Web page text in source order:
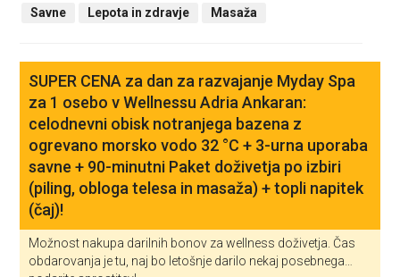
Savne
Lepota in zdravje Masaža
SUPER CENA za dan za razvajanje Myday Spa
za 1 osebo v Wellnessu Adria Ankaran:
celodnevni obisk notranjega bazena z
ogrevano morsko vodo 32 °C + 3-urna uporaba
savne + 90-minutni Paket doživetja po izbiri
(piling, obloga telesa in masaža) + topli napitek
(čaj)!
Možnost nakupa darilnih bonov za wellness doživetja. Čas
obdarovanja je tu, naj bo letošnje darilo nekaj posebnega…